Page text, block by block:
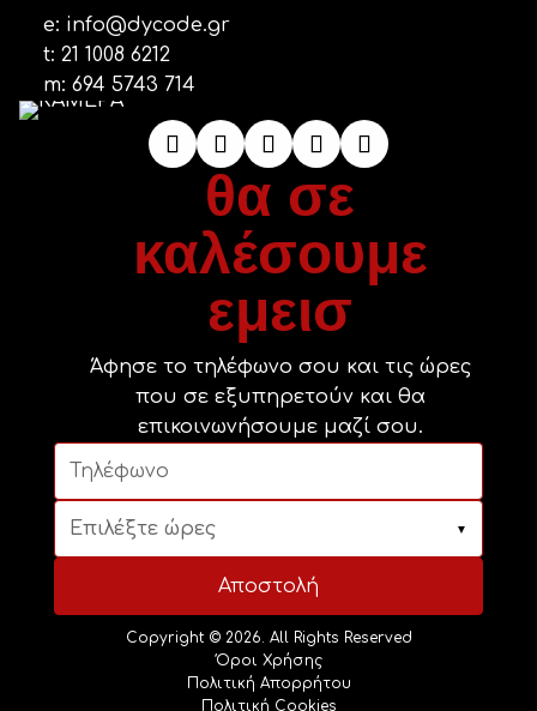
e: info@dycode.gr
t: 21 1008 6212
m: 694 5743 714
θα σε
καλέσουμε
εμεισ
Άφησε το τηλέφωνο σου και τις ώρες
που σε εξυπηρετούν και θα
επικοινωνήσουμε μαζί σου.
Επιλέξτε ώρες ▼
Αποστολή
Copyright © 2026. All Rights Reserved
Όροι Χρήσης
Πολιτική Απορρήτου
Πολιτική Cookies